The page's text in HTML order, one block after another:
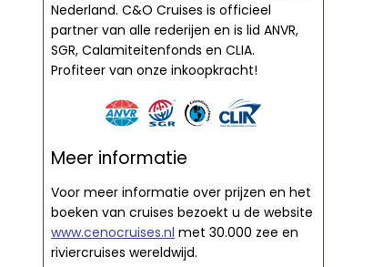
Nederland. C&O Cruises is officieel
partner van alle rederijen en is lid ANVR,
SGR, Calamiteitenfonds en CLIA.
Profiteer van onze inkoopkracht!
Meer informatie
Voor meer informatie over prijzen en het
boeken van cruises bezoekt u de website
www.cenocruises.nl met 30.000 zee en
riviercruises wereldwijd.